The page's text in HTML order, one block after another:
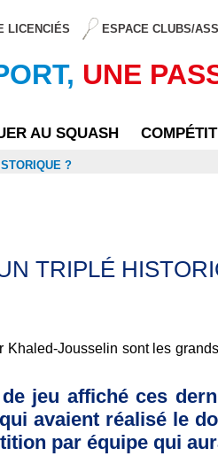
LICENCIÉS ESPACE CLUBS/
UNE
AU SQUASH
?
TRIPLÉ
Jousselin sont les
jeu affiché ces
avaient réalisé le
par équipe qui